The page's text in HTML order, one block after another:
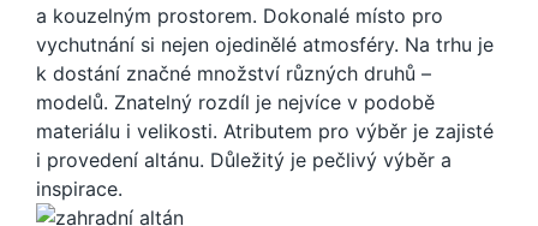
a kouzelným prostorem. Dokonalé místo pro
vychutnání si nejen ojedinělé atmosféry. Na trhu je
k dostání značné množství různých druhů –
modelů. Znatelný rozdíl je nejvíce v podobě
materiálu i velikosti. Atributem pro výběr je zajisté
i provedení altánu. Důležitý je pečlivý výběr a
inspirace.